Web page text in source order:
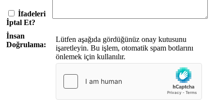
İfadeleri
İptal Et?
İnsan
Doğrulama:
Lütfen aşağıda gördüğünüz onay kutusunu
işaretleyin. Bu işlem, otomatik spam botlarını
önlemek için kullanılır.